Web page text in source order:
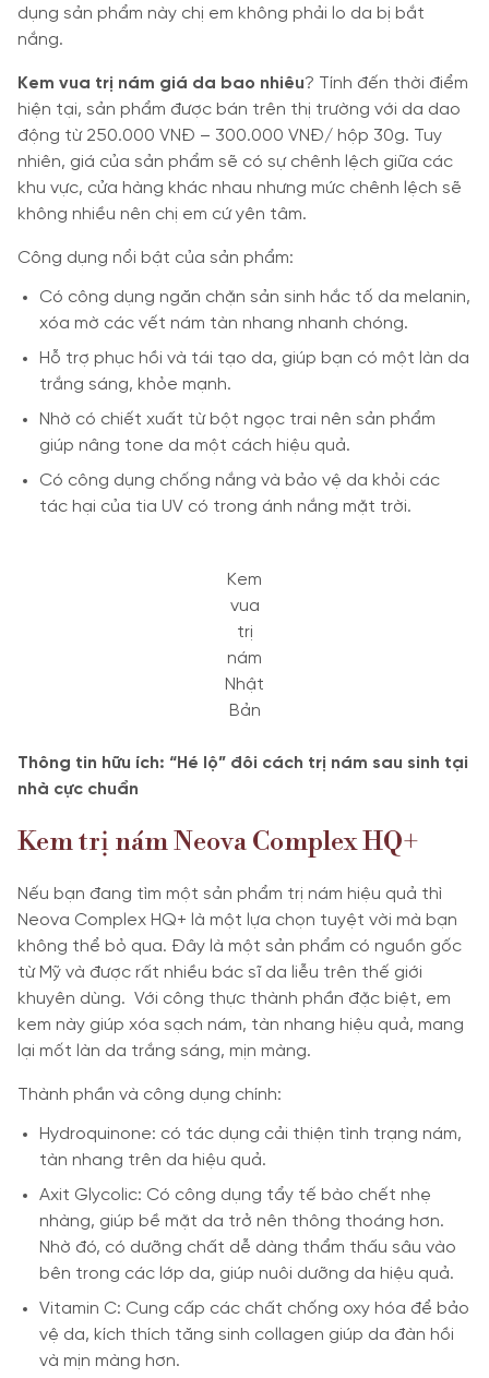
dụng sản phẩm này chị em không phải lo da bị bắt
nắng.
Kem vua trị nám giá da bao nhiêu? Tính đến thời điểm
hiện tại, sản phẩm được bán trên thị trường với da dao
động từ 250.000 VNĐ – 300.000 VNĐ/ hộp 30g. Tuy
nhiên, giá của sản phẩm sẽ có sự chênh lệch giữa các
khu vực, cửa hàng khác nhau nhưng mức chênh lệch sẽ
không nhiều nên chị em cứ yên tâm.
Công dụng nổi bật của sản phẩm:
Có công dụng ngăn chặn sản sinh hắc tố da melanin,
xóa mờ các vết nám tàn nhang nhanh chóng.
Hỗ trợ phục hồi và tái tạo da, giúp bạn có một làn da
trắng sáng, khỏe mạnh.
Nhờ có chiết xuất từ bột ngọc trai nên sản phẩm
giúp nâng tone da một cách hiệu quả.
Có công dụng chống nắng và bảo vệ da khỏi các
tác hại của tia UV có trong ánh nắng mặt trời.
Kem
vua
trị
nám
Nhật
Bản
Thông tin hữu ích: “Hé lộ” đôi cách trị nám sau sinh tại
nhà cực chuẩn
Kem trị nám Neova Complex HQ+
Nếu bạn đang tìm một sản phẩm trị nám hiệu quả thì
Neova Complex HQ+ là một lựa chọn tuyệt vời mà bạn
không thể bỏ qua. Đây là một sản phẩm có nguồn gốc
từ Mỹ và được rất nhiều bác sĩ da liễu trên thế giới
khuyên dùng. Với công thực thành phần đặc biệt, em
kem này giúp xóa sạch nám, tàn nhang hiệu quả, mang
lại mốt làn da trắng sáng, mịn màng.
Thành phần và công dụng chính:
Hydroquinone: có tác dụng cải thiện tình trạng nám,
tàn nhang trên da hiệu quả.
Axit Glycolic: Có công dụng tẩy tế bào chết nhẹ
nhàng, giúp bề mặt da trở nên thông thoáng hơn.
Nhờ đó, có dưỡng chất dễ dàng thẩm thấu sâu vào
bên trong các lớp da, giúp nuôi dưỡng da hiệu quả.
Vitamin C: Cung cấp các chất chống oxy hóa để bảo
vệ da, kích thích tăng sinh collagen giúp da đàn hồi
và mịn màng hơn.